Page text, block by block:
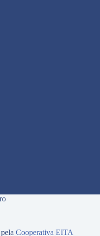
pelaCooperativa EITA